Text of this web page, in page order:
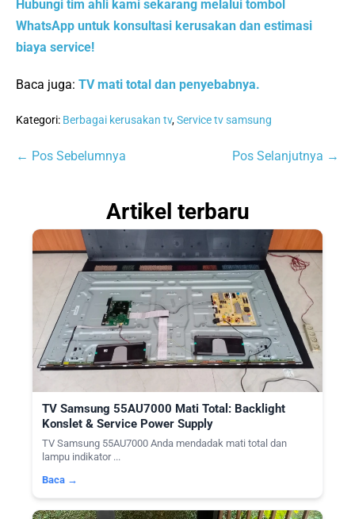
Hubungi tim ahli kami sekarang melalui tombol
WhatsApp untuk konsultasi kerusakan dan estimasi
biaya service!
Baca juga: TV mati total dan penyebabnya.
Kategori: Berbagai kerusakan tv,Service tv samsung
Navigasi
← Pos Sebelumnya Pos Selanjutnya →
Artikel terbaru
TV Samsung 55AU7000 Mati Total: Backlight
Konslet & Service Power Supply
TV Samsung 55AU7000 Anda mendadak mati total dan
lampu indikator ...
Baca →